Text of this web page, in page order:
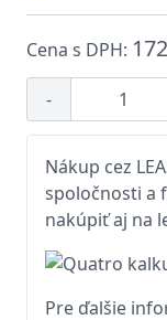
Cena s DPH:
-
Nákup cez
spoločnosti a
nakúpiť aj na
Pre ďalšie